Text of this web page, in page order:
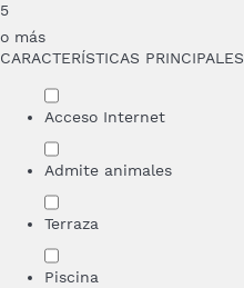
5
o más
CARACTERÍSTICAS PRINCIPALES
Acceso Internet
Admite animales
Terraza
Piscina